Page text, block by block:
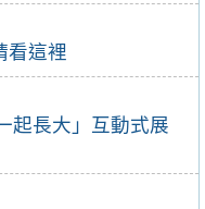
看這裡
起長大」互動式展